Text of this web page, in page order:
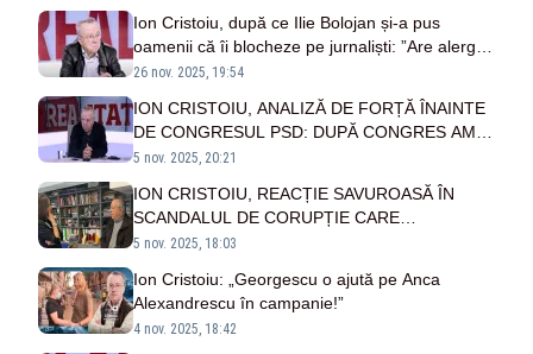
Ion Cristoiu, după ce Ilie Bolojan și-a pus
oamenii că îi blocheze pe jurnaliști: ”Are alergie
față de presa care-l aleargă, se teme”
26 nov. 2025, 19:54
ION CRISTOIU, ANALIZĂ DE FORȚĂ ÎNAINTE
DE CONGRESUL PSD: DUPĂ CONGRES AM
PUTEA AVEA O RUPERE A COALIȚIEI - VIDEO
5 nov. 2025, 20:21
ION CRISTOIU, REACȚIE SAVUROASĂ ÎN
SCANDALUL DE CORUPȚIE CARE
CUTREMURĂ GUVERNUL: „DACĂ ILIE
ÎNCUSCREZ CU DL. RUTTE!”
5 nov. 2025, 18:03
Ion Cristoiu: „Georgescu o ajută pe Anca
Alexandrescu în campanie!”
4 nov. 2025, 18:42